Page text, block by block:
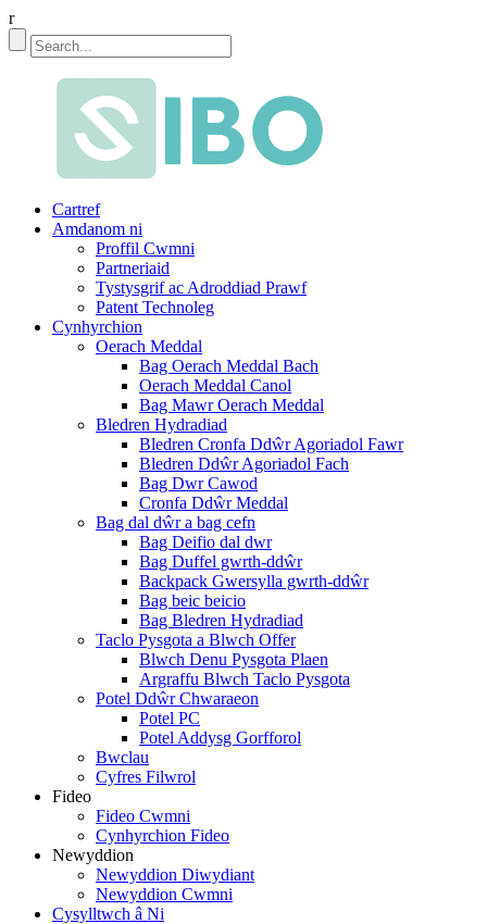
r
Cartref
Amdanom ni
Proffil Cwmni
Partneriaid
Tystysgrif ac Adroddiad Prawf
Patent Technoleg
Cynhyrchion
Oerach Meddal
Bag Oerach Meddal Bach
Oerach Meddal Canol
Bag Mawr Oerach Meddal
Bledren Hydradiad
Bledren Cronfa Ddŵr Agoriadol Fawr
Bledren Ddŵr Agoriadol Fach
Bag Dwr Cawod
Cronfa Ddŵr Meddal
Bag dal dŵr a bag cefn
Bag Deifio dal dwr
Bag Duffel gwrth-ddŵr
Backpack Gwersylla gwrth-ddŵr
Bag beic beicio
Bag Bledren Hydradiad
Taclo Pysgota a Blwch Offer
Blwch Denu Pysgota Plaen
Argraffu Blwch Taclo Pysgota
Potel Ddŵr Chwaraeon
Potel PC
Potel Addysg Gorfforol
Bwclau
Cyfres Filwrol
Fideo
Fideo Cwmni
Cynhyrchion Fideo
Newyddion
Newyddion Diwydiant
Newyddion Cwmni
Cysylltwch â Ni